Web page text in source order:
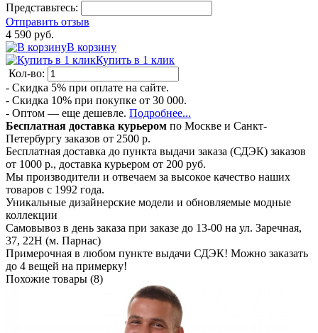
Представьтесь:
Отправить отзыв
4 590 руб.
В корзину
Купить в 1 клик
Кол-во:
- Скидка 5% при оплате на сайте.
- Скидка 10% при покупке от 30 000.
- Оптом — еще дешевле. Подробнее...
Бесплатная доставка курьером по Москве и Санкт-
Петербургу заказов от 2500 р.
Бесплатная доставка до пункта выдачи заказа (СДЭК) заказов
от 1000 р., доставка курьером от 200 руб.
Мы производители и отвечаем за высокое качество наших
товаров с 1992 года.
Уникальные дизайнерские модели и обновляемые модные
коллекции
Самовывоз в день заказа при заказе до 13-00 на ул. Заречная,
37, 22Н (м. Парнас)
Примерочная в любом пункте выдачи СДЭК! Можно заказать
до 4 вещей на примерку!
Похожие товары (8)